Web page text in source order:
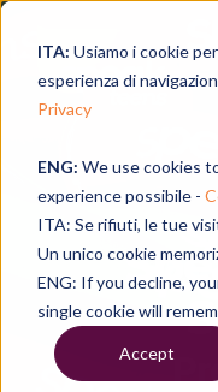
ITA: Usiamo i cookie
esperienza di
Privacy
ENG: We use cookies
experience possibile -
ITA: Se rifiuti, le tue
Un unico cookie
ENG: If you decline,
single cookie will
Accept